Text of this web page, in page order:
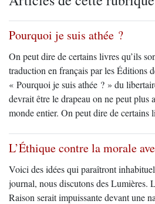
Pourquoi je suis athée ?
On peut dire de certains livres qu’ils
traduction en français par les Éditions
« Pourquoi je suis athée ? » du
devrait être le drapeau on ne peut plus
monde entier. On peut dire de
L’Éthique contre la morale
Voici des idées qui paraîtront
journal, nous discutons des Lumières.
Raison serait impuissante devant une